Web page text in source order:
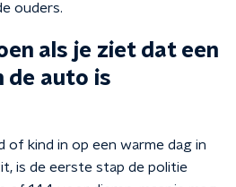
ouders.
als je ziet dat een
de auto is
of kind in op een warme dag in
is de eerste stap de politie